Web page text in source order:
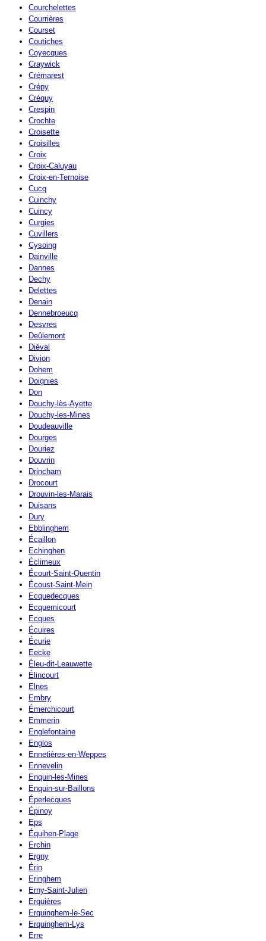
Courchelettes
Courrières
Courset
Coutiches
Coyecques
Craywick
Crémarest
Crépy
Créquy
Crespin
Crochte
Croisette
Croisilles
Croix
Croix-Caluyau
Croix-en-Ternoise
Cucq
Cuinchy
Cuincy
Curgies
Cuvillers
Cysoing
Dainville
Dannes
Dechy
Delettes
Denain
Dennebroeucq
Desvres
Deûlemont
Diéval
Divion
Dohem
Doignies
Don
Douchy-lès-Ayette
Douchy-les-Mines
Doudeauville
Dourges
Douriez
Douvrin
Drincham
Drocourt
Drouvin-les-Marais
Duisans
Dury
Ebblinghem
Écaillon
Echinghen
Éclimeux
Écourt-Saint-Quentin
Écoust-Saint-Mein
Ecquedecques
Ecquemicourt
Ecques
Écuires
Écurie
Eecke
Éleu-dit-Leauwette
Élincourt
Elnes
Embry
Émerchicourt
Emmerin
Englefontaine
Englos
Ennetières-en-Weppes
Ennevelin
Enquin-les-Mines
Enquin-sur-Baillons
Éperlecques
Épinoy
Eps
Équihen-Plage
Erchin
Ergny
Érin
Eringhem
Erny-Saint-Julien
Erquières
Erquinghem-le-Sec
Erquinghem-Lys
Erre